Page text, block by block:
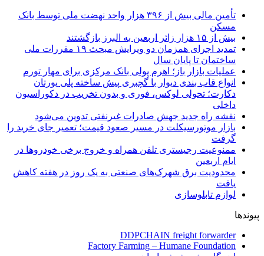
تأمین مالی بیش از ۳۹۶ هزار واحد نهضت ملی توسط بانک
مسکن
بیش از ۱۵ هزار زائر اربعین به البرز بازگشتند
تمدید اجرای همزمان دو ویرایش مبحث ۱۹ مقررات ملی
ساختمان تا پایان سال
عملیات بازار باز؛ اهرم پولی بانک مرکزی برای مهار تورم
انواع قاب بندی دیوار با گچبری پیش ساخته پلی یورتان
دکارت؛ تحولی لوکس، فوری و بدون تخریب در دکوراسیون
داخلی
نقشه راه جدید جهش صادرات غیرنفتی تدوین می‌شود
بازار موتورسیکلت در مسیر صعود قیمت؛ تعمیر جای خرید را
گرفت
ممنوعیت رجیستری تلفن همراه و خروج برخی خودروها در
ایام اربعین
محدودیت برق شهرک‌های صنعتی به یک روز در هفته کاهش
یافت
لوازم تابلوسازی
پیوندها
DDPCHAIN freight forwarder
Factory Farming – Humane Foundation